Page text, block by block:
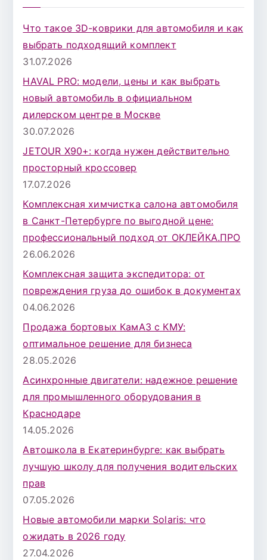
Что такое 3D-коврики для автомобиля и как
выбрать подходящий комплект
31.07.2026
HAVAL PRO: модели, цены и как выбрать
новый автомобиль в официальном
дилерском центре в Москве
30.07.2026
JETOUR X90+: когда нужен действительно
просторный кроссовер
17.07.2026
Комплексная химчистка салона автомобиля
в Санкт-Петербурге по выгодной цене:
профессиональный подход от ОКЛЕЙКА.ПРО
26.06.2026
Комплексная защита экспедитора: от
повреждения груза до ошибок в документах
04.06.2026
Продажа бортовых КамАЗ с КМУ:
оптимальное решение для бизнеса
28.05.2026
Асинхронные двигатели: надежное решение
для промышленного оборудования в
Краснодаре
14.05.2026
Автошкола в Екатеринбурге: как выбрать
лучшую школу для получения водительских
прав
07.05.2026
Новые автомобили марки Solaris: что
ожидать в 2026 году
27.04.2026